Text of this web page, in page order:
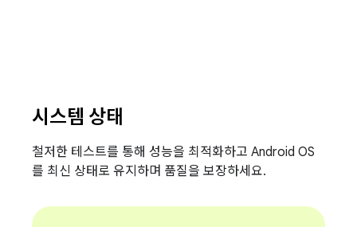
시스템 상태
철저한 테스트를 통해 성능을 최적화하고 Android OS
를 최신 상태로 유지하며 품질을 보장하세요.